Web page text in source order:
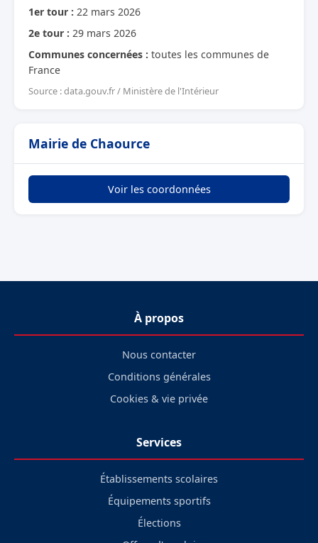
1er tour : 22 mars 2026
2e tour : 29 mars 2026
Communes concernées : toutes les communes de
France
Source : data.gouv.fr / Ministère de l'Intérieur
Mairie de Chaource
Voir les coordonnées
À propos
Nous contacter
Conditions générales
Cookies & vie privée
Services
Établissements scolaires
Équipements sportifs
Élections